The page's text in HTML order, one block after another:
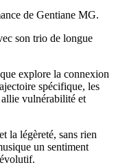
de Gentiane MG.
son trio de longue
explore la connexion
spécifique, les
allie vulnérabilité et
la légèreté, sans rien
un sentiment